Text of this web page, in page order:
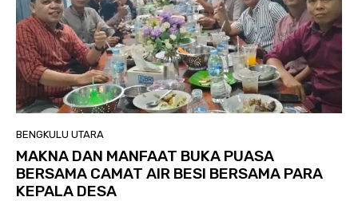
BENGKULU UTARA
MAKNA DAN MANFAAT BUKA PUASA
BERSAMA CAMAT AIR BESI BERSAMA PARA
KEPALA DESA